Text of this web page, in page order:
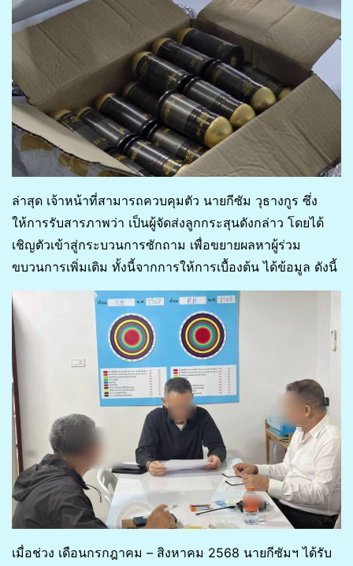
ล่าสุด เจ้าหน้าที่สามารถควบคุมตัว นายกีซัม วุธางกูร ซึ่ง
ให้การรับสารภาพว่า เป็นผู้จัดส่งลูกกระสุนดังกล่าว โดยได้
เชิญตัวเข้าสู่กระบวนการซักถาม เพื่อขยายผลหาผู้ร่วม
ขบวนการเพิ่มเติม ทั้งนี้จากการให้การเบื้องต้น ได้ข้อมูล ดังนี้
เมื่อช่วง เดือนกรกฎาคม – สิงหาคม 2568 นายกีซัมฯ ได้รับ